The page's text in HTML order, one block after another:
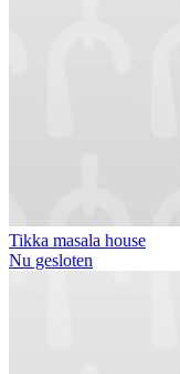
Tikka masala house
Nu gesloten